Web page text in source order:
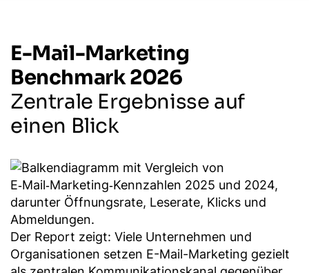
E-Mail-Marketing
Benchmark 2026
Zentrale Ergebnisse auf
einen Blick
Der Report zeigt: Viele Unternehmen und
Organisationen setzen E-Mail-Marketing gezielt